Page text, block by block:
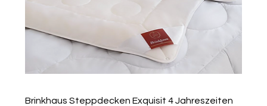
Brinkhaus Steppdecken Exquisit 4 Jahreszeiten